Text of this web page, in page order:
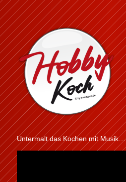
Untermalt das Kochen mit Musik…